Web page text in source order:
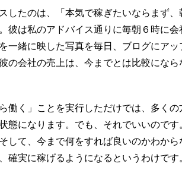
したのは、「本気で稼ぎたいならまず、
彼は私のアドバイス通りに毎朝６時に
一緒に映した写真を毎日、ブログにア
の会社の売上は、今までとは比較にな
働く」ことを実行しただけでは、多く
態になります。でも、それでいいので
して、今まで何をすれば良いのかわか
確実に稼げるようになるというわけです